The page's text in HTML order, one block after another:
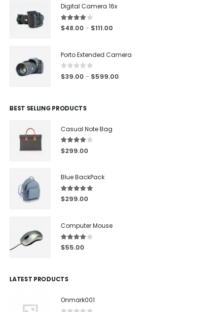
Digital Camera 16x
4.00out of 5
$48.00 – $111.00
Porto Extended Camera
0 out of 5
$39.00 – $599.00
BEST SELLING PRODUCTS
Casual Note Bag
4.00out of 5
$299.00
Blue BackPack
5.00out of 5
$299.00
Computer Mouse
4.00out of 5
$55.00
LATEST PRODUCTS
Onmark001